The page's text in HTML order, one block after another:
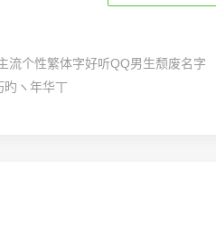
流个性繁体字好听QQ男生颓废名字
旳ヽ年华丅